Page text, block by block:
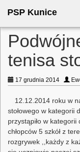
PSP Kunice
tenisa
17 grudnia 2014
12.12.2014 roku w
stołowego w kategorii
przystąpiło w
chłopców 5 szkół z
rozgrywek ,,każdy z